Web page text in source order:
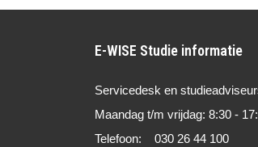
E-WISE Studie informatie
Servicedesk en
Maandag t/m vrijdag: 8:30 -
Telefoon: 030 26 44 100